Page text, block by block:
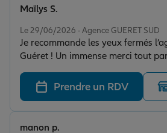
Le 29/06/2026 - Agence GUERET SUD
Je recommande les yeux fermés
Guéret ! Un immense merci tout particulièrement à
Valérie Meteyer et Nicolas
accompagnée tout au long de
ont tout mis en œuvre pour que je
ma prévoyance, avec un
Maïlys S.
Prendre un RDV
manon p.